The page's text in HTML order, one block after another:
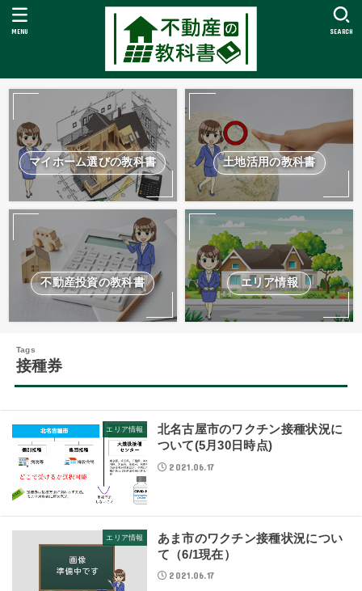
SEARCH
MENU
マイホーム選びの教科書 土地活用の教科書
不動産投資の教科書 エリア情報
接種券
エリア情報
北名古屋市のワクチン接種状況に
ついて(5月30日時点)
2021.06.17
エリア情報
あま市のワクチン接種状況につい
て（6/1現在）
2021.06.17